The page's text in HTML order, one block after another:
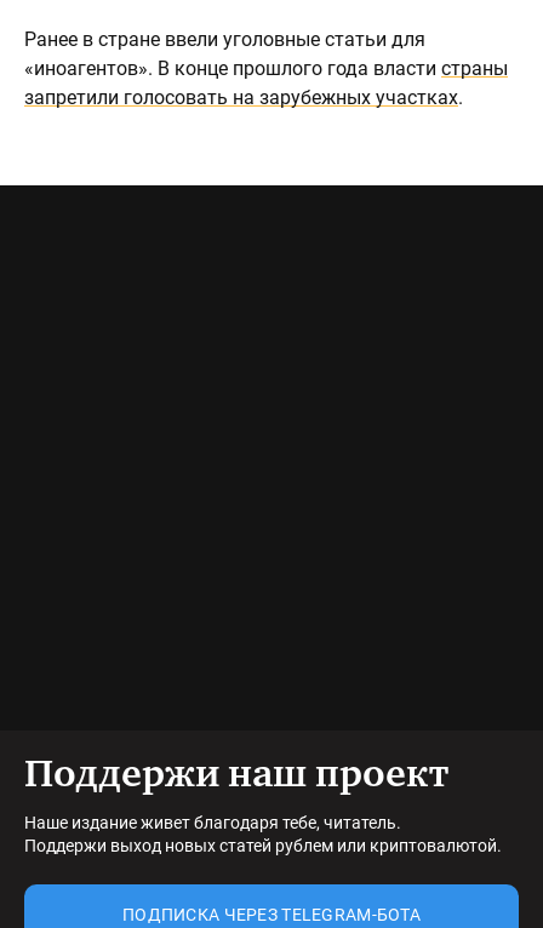
Ранее в стране ввели уголовные статьи для
«иноагентов». В конце прошлого года власти страны
запретили голосовать на зарубежных участках.
Поддержи наш проект
Наше издание живет благодаря тебе, читатель.
Поддержи выход новых статей рублем или криптовалютой.
ПОДПИСКА ЧЕРЕЗ TELEGRAM-БОТА